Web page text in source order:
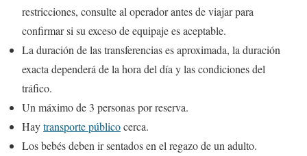
restricciones, consulte al operador antes de viajar para
confirmar si su exceso de equipaje es aceptable.
La duración de las transferencias es aproximada, la duración
exacta dependerá de la hora del día y las condiciones del
tráfico.
Un máximo de 3 personas por reserva.
Haytransporte públicocerca.
Los bebés deben ir sentados en el regazo de un adulto.